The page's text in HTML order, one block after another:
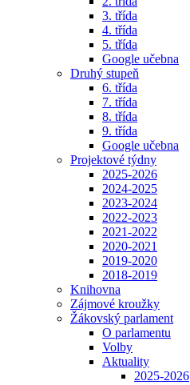
3. třída
4. třída
5. třída
Google učebna
Druhý stupeň
6. třída
7. třída
8. třída
9. třída
Google učebna
Projektové týdny
2025-2026
2024-2025
2023-2024
2022-2023
2021-2022
2020-2021
2019-2020
2018-2019
Knihovna
Zájmové kroužky
Žákovský parlament
O parlamentu
Volby
Aktuality
2025-2026